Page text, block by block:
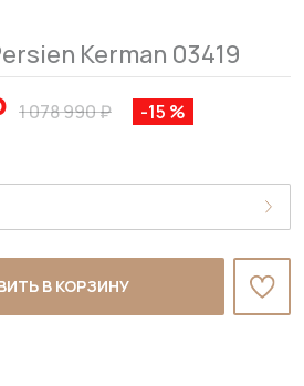
Kerman 03419
1 078 990 ₽ -15 %
В КОРЗИНУ